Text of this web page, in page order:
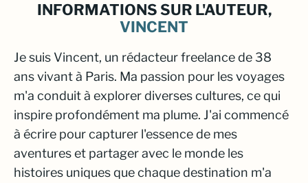
INFORMATIONS SUR L'AUTEUR,
VINCENT
Je suis Vincent, un rédacteur freelance de 38
ans vivant à Paris. Ma passion pour les voyages
m'a conduit à explorer diverses cultures, ce qui
inspire profondément ma plume. J'ai commencé
à écrire pour capturer l'essence de mes
aventures et partager avec le monde les
histoires uniques que chaque destination m'a